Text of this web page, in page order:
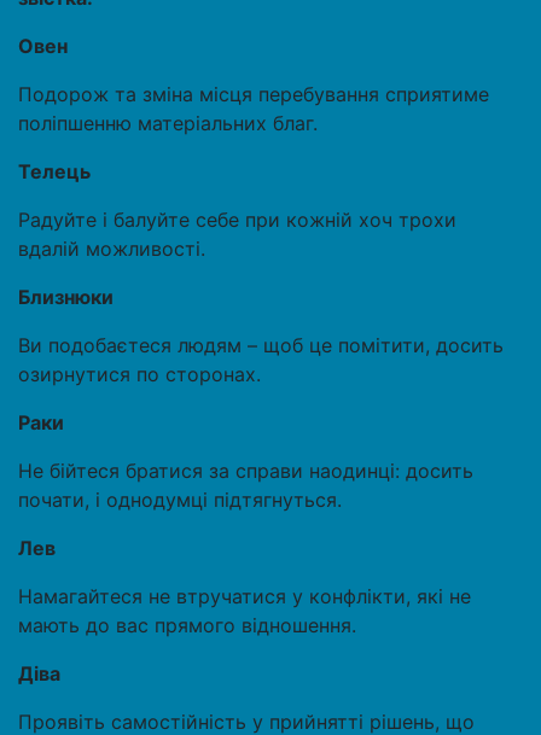
Овен
Подорож та зміна місця перебування сприятиме
поліпшенню матеріальних благ.
Телець
Радуйте і балуйте себе при кожній хоч трохи
вдалій можливості.
Близнюки
Ви подобаєтеся людям – щоб це помітити, досить
озирнутися по сторонах.
Раки
Не бійтеся братися за справи наодинці: досить
почати, і однодумці підтягнуться.
Лев
Намагайтеся не втручатися у конфлікти, які не
мають до вас прямого відношення.
Діва
Проявіть самостійність у прийнятті рішень, що